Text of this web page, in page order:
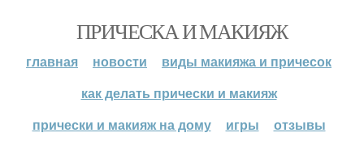
ПРИЧЕСКА И МАКИЯЖ
главная новости
виды макияжа и причесок
как делать прически и макияж
прически и макияж на дому
игры отзывы